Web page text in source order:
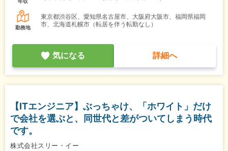
勤務地
東京都渋谷区、愛知県名古屋市、大阪府大阪市、福岡県福岡
市、北海道札幌市（転居を伴う転勤なし）
気になる 詳細へ
【ITエンジニア】ぶっちゃけ、「ホワイト」だけ
で会社を選ぶと、同世代と差がついてしまう時代
です。
株式会社スリー・イー